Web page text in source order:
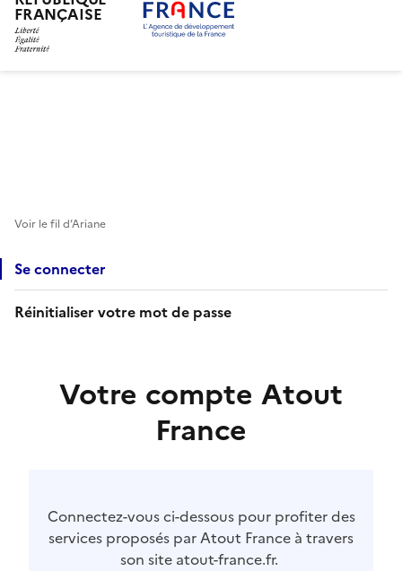
FRANÇAISE
Voir le fil d’Ariane
Se connecter
Réinitialiser votre mot de passe
Votre compte Atout
France
Connectez-vous ci-dessous pour profiter des
services proposés par Atout France à travers
son site atout-france.fr.